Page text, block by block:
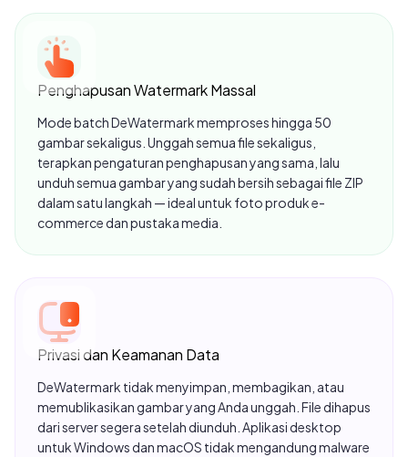
Penghapusan Watermark Massal
Mode batch DeWatermark memproses hingga 50
gambar sekaligus. Unggah semua file sekaligus,
terapkan pengaturan penghapusan yang sama, lalu
unduh semua gambar yang sudah bersih sebagai file ZIP
dalam satu langkah — ideal untuk foto produk e-
commerce dan pustaka media.
Privasi dan Keamanan Data
DeWatermark tidak menyimpan, membagikan, atau
memublikasikan gambar yang Anda unggah. File dihapus
dari server segera setelah diunduh. Aplikasi desktop
untuk Windows dan macOS tidak mengandung malware
banget, nggak pake lama. Detail gambar tetep
kejaga, nggak ada yang ilang. Pokoknya puas
banget deh, gue rekomenin buat lo yang suka edit
foto!
Esther Howard
20 Agt, 2023
Alat penghapus watermark yang cepat dan sangat
rendah lainnya yang serupa dengan yang telah
diproduksi dalam beberapa bulan terakhir, tetapi
alat ini hebat dalam apa yang dilakukannya.